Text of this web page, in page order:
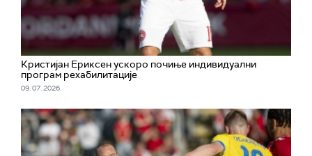
Кристијан Ериксен ускоро почиње индивидуални
програм рехабилитације
09. 07. 2026.